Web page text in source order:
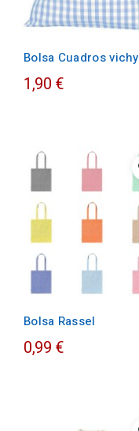
Bolsa Cuadros vichy
1,90 €
Bolsa Rassel
0,99 €